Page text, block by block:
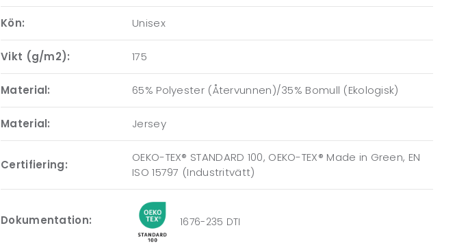
Kön: Unisex
Vikt (g/m2): 175
Material: 65% Polyester (Återvunnen)/35% Bomull (Ekologisk)
Material: Jersey
Certifiering:
OEKO-TEX® STANDARD 100, OEKO-TEX® Made in Green, EN
ISO 15797 (Industritvätt)
Dokumentation: 1676-235 DTI